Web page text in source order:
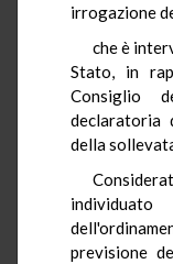
irrogazione
che è
Stato, in
Consiglio
declaratoria
della
previsione